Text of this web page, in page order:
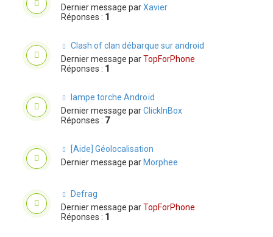
Dernier message parXavier
Réponses : 1
Clash of clan débarque sur android
Dernier message parTopForPhone
Réponses : 1
lampe torche Androïd
Dernier message parClickInBox
Réponses : 7
[Aide] Géolocalisation
Dernier message par Morphee
Defrag
Dernier message parTopForPhone
Réponses : 1